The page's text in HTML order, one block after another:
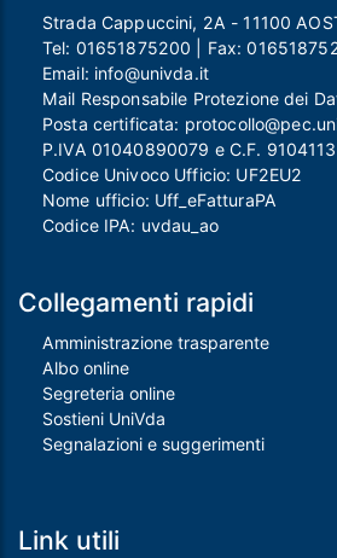
Strada Cappuccini, 2A - 11100
Tel: 01651875200 | Fax:
Email: info@univda.it
Mail Responsabile Protezione dei
Posta certificata:
P.IVA 01040890079 e C.F.
Codice Univoco Ufficio: UF2EU2
Nome ufficio: Uff_eFatturaPA
Codice IPA: uvdau_ao
Collegamenti rapidi
Amministrazione trasparente
Albo online
Segreteria online
Sostieni UniVda
Segnalazioni e suggerimenti
Link utili